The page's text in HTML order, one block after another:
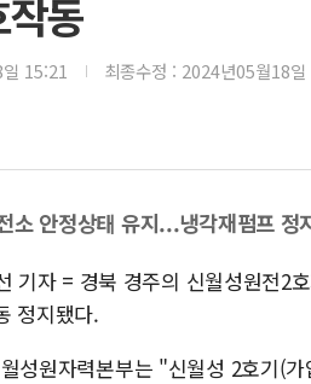
동
15:21 최종수정 : 2024년05월18일
소 안정상태 유지...냉각재펌프 정
기자 = 경북 경주의 신월성원전2
정지됐다.
성원자력본부는 "신월성 2호기(